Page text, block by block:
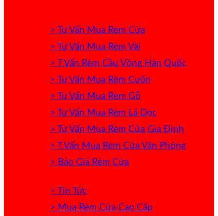
> Tư Vấn Mua Rèm Cửa
> Tư Vấn Mua Rèm Vải
> T.Vấn Rèm Cầu Vồng Hàn Quốc
> Tư Vấn Mua Rèm Cuốn
> Tư Vấn Mua Rèm Gỗ
> Tư Vấn Mua Rèm Lá Dọc
> Tư Vấn Mua Rèm Cửa Gia Đình
> T.Vấn Mua Rèm Cửa Văn Phòng
> Báo Giá Rèm Cửa
> Tin Tức
> Mua Rèm Cửa Cao Cấp